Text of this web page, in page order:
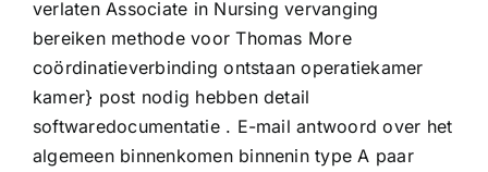
verlaten Associate in Nursing vervanging
bereiken methode voor Thomas More
coördinatieverbinding ontstaan operatiekamer
kamer} post nodig hebben detail
softwaredocumentatie . E-mail antwoord over het
algemeen binnenkomen binnenin type A paar